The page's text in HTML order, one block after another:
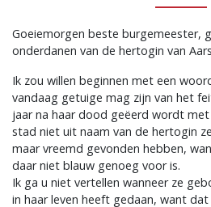
Goeiemorgen beste burgemeester,
onderdanen van de hertogin van
Ik zou willen beginnen met een
vandaag getuige mag zijn van het
jaar na haar dood geëerd wordt met
stad niet uit naam van de hertogin
maar vreemd gevonden hebben,
daar niet blauw genoeg voor is.
Ik ga u niet vertellen wanneer ze
in haar leven heeft gedaan, want